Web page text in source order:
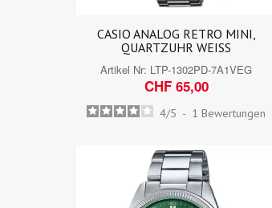
CASIO ANALOG RETRO MINI,
QUARTZUHR WEISS
Artikel Nr: LTP-1302PD-7A1VEG
CHF 65,00
4/5 - 1 Bewertungen